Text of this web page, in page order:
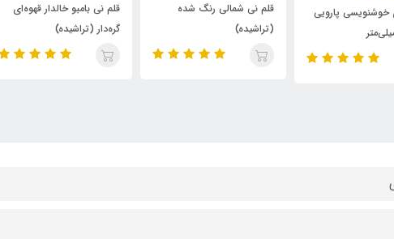
رنگ شده
قلم نی بامبو خالدار قهوه‌ای
گره‌دار (تراشیده)
قلم نی خیزران (تراشیده)